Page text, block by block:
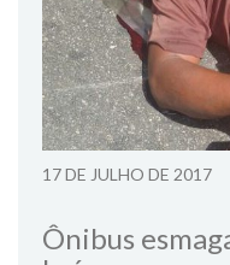
17 DE JULHO DE 2017
Ônibus